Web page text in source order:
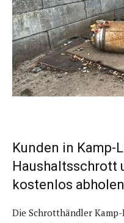
Kunden in
Haushaltsschrott
kostenlos
Die Schrotthändler